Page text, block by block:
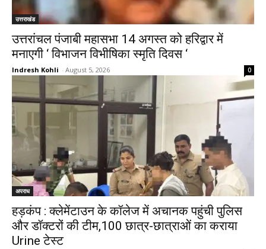
उत्तराखंड
उत्तरांचल पंजाबी महासभा 14 अगस्त को हरिद्वार में
मनाएगी ‘ विभाजन विभीषिका स्मृति दिवस ‘
Indresh Kohli - August 5, 2026 0
अपराध
हड़कंप : क्लेमेंटाउन के कॉलेज में अचानक पहुंची पुलिस
और डॉक्टरों की टीम,100 छात्र-छात्राओं का कराया
Urine टेस्ट